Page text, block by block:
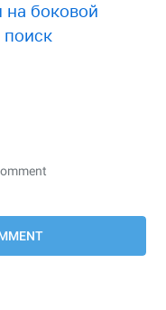
на боковой
поиск